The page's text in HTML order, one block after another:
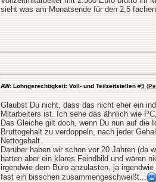
sieht was am Monatsende für den 2,5
AW: Lohngerechtigkeit: Voll- und Teilzeitstellen #9 (
Glaubst Du nicht, dass das nicht eher ein
Mitarbeiters ist. Ich sehe das ähnlich wie
Das Gleiche gilt doch, wenn Du nun auf die
Bruttogehalt zu verdoppeln, nach jeder
Nettogehalt.
Darüber haben wir schon vor 20 Jahren (da
hatten aber ein klares Feindbild und wären
irgendwie dem Büro anzulasten, ja
fast ein bisschen zusammengeschweißt...